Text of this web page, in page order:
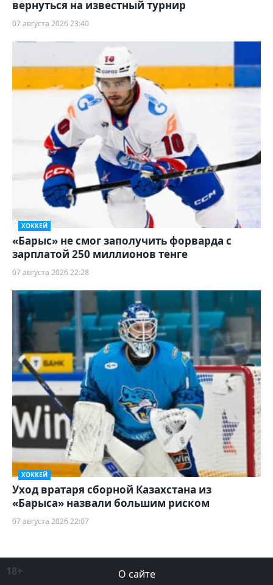
вернуться на известный турнир
07 августа 2026 23:40
ХОККЕЙ
«Барыс» не смог заполучить форварда с
зарплатой 250 миллионов тенге
07 августа 2026 22:28
ХОККЕЙ
Уход вратаря сборной Казахстана из
«Барыса» назвали большим риском
07 августа 2026 22:07
18+ О сайте